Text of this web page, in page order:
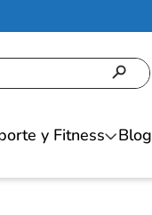
y Fitness Blog